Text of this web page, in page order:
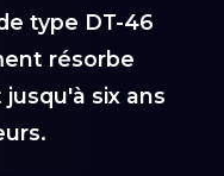
type DT-46
résorbe
six ans